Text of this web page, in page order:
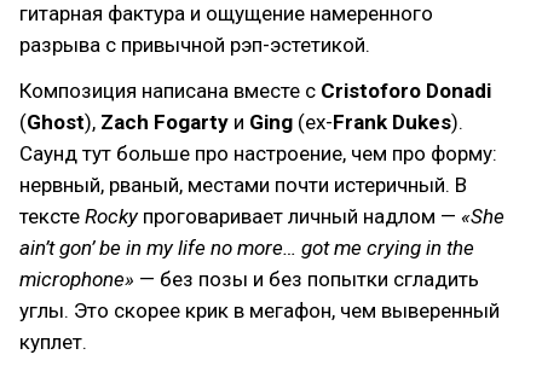
гитарная фактура и ощущение намеренного
разрыва с привычной рэп-эстетикой.
Композиция написана вместе с Cristoforo Donadi
(Ghost), Zach Fogarty и Ging (ex-Frank Dukes).
Саунд тут больше про настроение, чем про форму:
нервный, рваный, местами почти истеричный. В
тексте Rockyпроговаривает личный надлом — «She
ain’t gon’ be in my life no more… got me crying in the
microphone» — без позы и без попытки сгладить
углы. Это скорее крик в мегафон, чем выверенный
куплет.